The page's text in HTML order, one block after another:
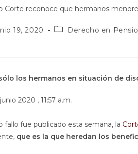
19, 2020 Derecho en
los hermanos en situación de
2020 , 11:57 a.m.
fallo fue publicado esta semana, la
que es la que heredan los